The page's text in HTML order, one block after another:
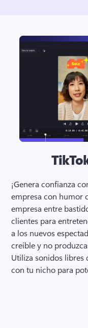
¡Genera confianza
empresa con humor
empresa entre
clientes para
a los nuevos
Utiliza sonidos libres
con tu nicho para